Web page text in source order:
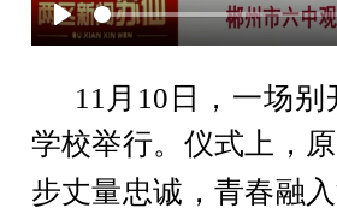
Play
11月10日，一场
学校举行。仪式上，
步丈量忠诚，青春融